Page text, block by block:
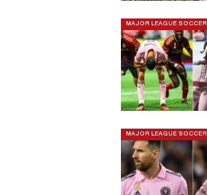
MAJOR LEAGUE SOCCER
MAJOR LEAGUE SOCCER